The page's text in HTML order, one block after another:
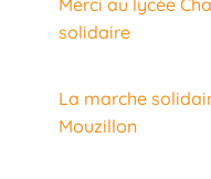
Merci au lycée
solidaire
La marche
Mouzillon